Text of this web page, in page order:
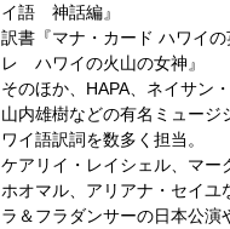
イ語 神話編』
訳書『マナ・カード ハワイ
レ ハワイの火山の女神』
そのほか、 HAPA 、ネイサン
山内雄樹などの有名ミュージ
ワイ語訳詞を数多く担当。
ケアリイ・レイシェル、マー
ホオマル、アリアナ・セイユ
ラ＆フラダンサーの日本公演